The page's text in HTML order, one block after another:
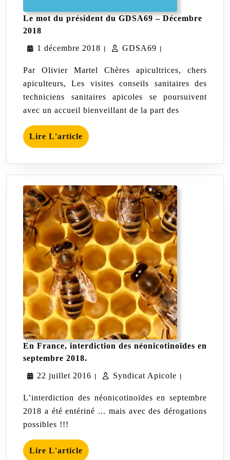
Le mot du président du GDSA69 – Décembre
2018
du
du
–
Décembre
1 décembre 2018 1| GDSA69 GDSA69
|
Par Olivier Martel Chères apicultrices, chers
apiculteurs, Les visites conseils sanitaires des
techniciens sanitaires apicoles se poursuivent
avec un accueil bienveillant de la part des
Lire L'article Lire
L'article
En France, interdiction des néonicotinoïdes en
septembre 2018.
interdiction
néonicotinoïdes
septembre
22 juillet 2016 22
| Syndicat Apicole Syndicat
|
L’interdiction des néonicotinoïdes en septembre
2018 a été entériné ... mais avec des dérogations
possibles !!!
Lire L'article Lire